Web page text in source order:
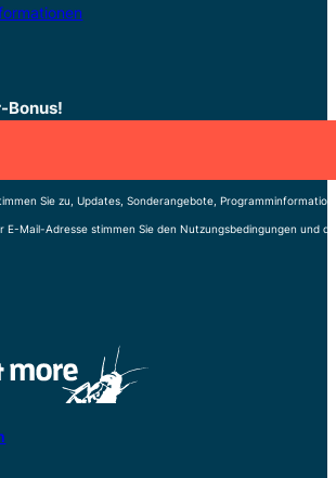
Bonus!
Sie zu, Updates, Sonderangebote,
E-Mail-Adresse stimmen Sie den Nutzungsbedingungen und